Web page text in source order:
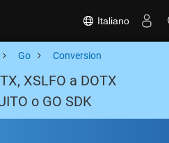
Italiano
Go Conversion
XSLFO a DOTX
o GO SDK